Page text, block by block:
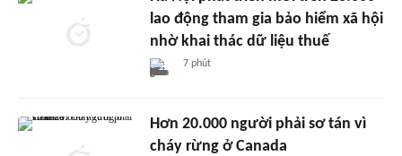
lao động tham gia bảo hiểm xã hội
nhờ khai thác dữ liệu thuế
7 phút
Hơn 20.000 người phải sơ tán vì
cháy rừng ở Canada